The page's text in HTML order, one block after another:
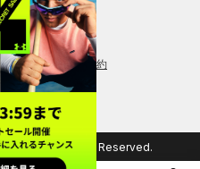
の表記 会員規約
All Rights Reserved.